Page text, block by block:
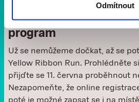
Odmítnout
Co vás čeká na 11.
program
Už se nemůžeme dočkat, až se
Yellow Ribbon Run. Prohlédněte
přijďte se 11. června proběhnout
Nezapomeňte, že online